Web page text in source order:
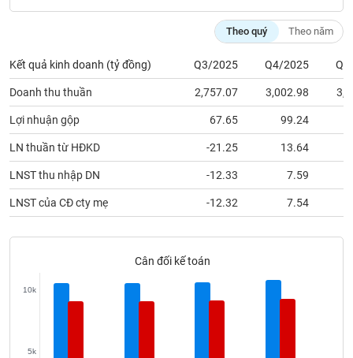
Theo quý Theo năm
Kết quả kinh doanh (tỷ đồng) Q3/2025 Q4/2025
Doanh thu thuần 2,757.07 3,002.98
Lợi nhuận gộp 67.65 99.24
LN thuần từ HĐKD -21.25 13.64
LNST thu nhập DN -12.33 7.59
LNST của CĐ cty mẹ -12.32 7.54
Cân đối kế toán
5k
10k
(-)
Bài
viết
của
giả
(-)
Báo
cáo
phân
tích
Thuật
ngữ
Dịch